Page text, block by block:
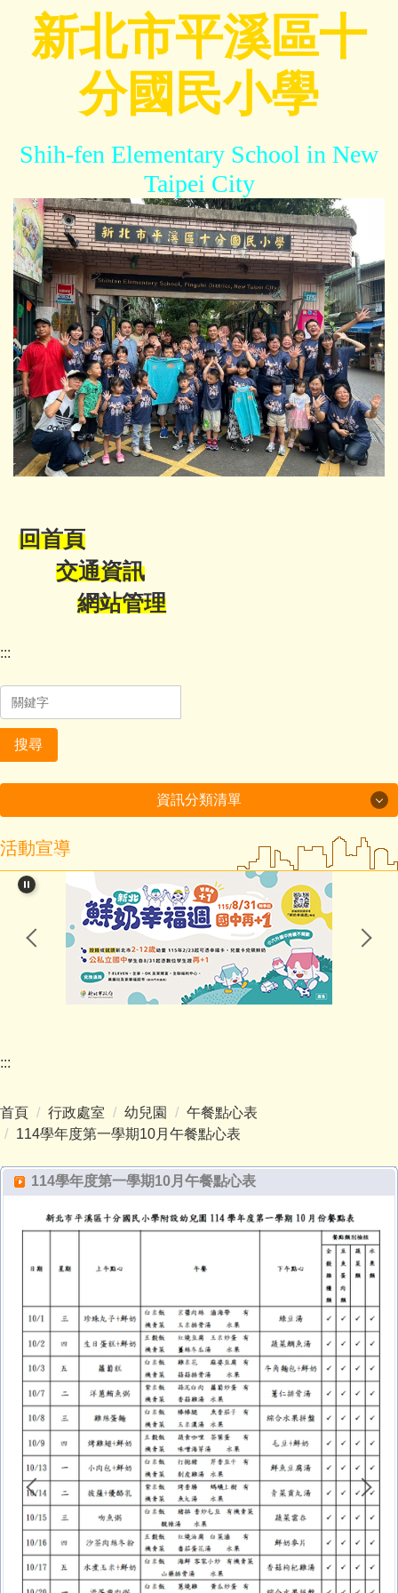
新北市平溪區十
分國民小學
Shih-fen Elementary School in New
Taipei City
回首頁
交通資訊
網站管理
:::
搜尋
資訊分類清單
115年度磐石國小組-十分國小-方案全文
閱讀教育專區
新北市課程計畫資源網
114學年度第2學期課程計畫備查通過備查
招生入學
教師班級網頁
十分防疫專區
午餐專區
校外人士協助教學或活動專區
台灣母語日專區
環境教育專區
防災教育專區
學生事務相關法規
校園開放
活動宣導
:::
首頁 行政處室 幼兒園
午餐點心表
114學年度第一學期10月午餐點心表
114學年度第一學期10月午餐點心表